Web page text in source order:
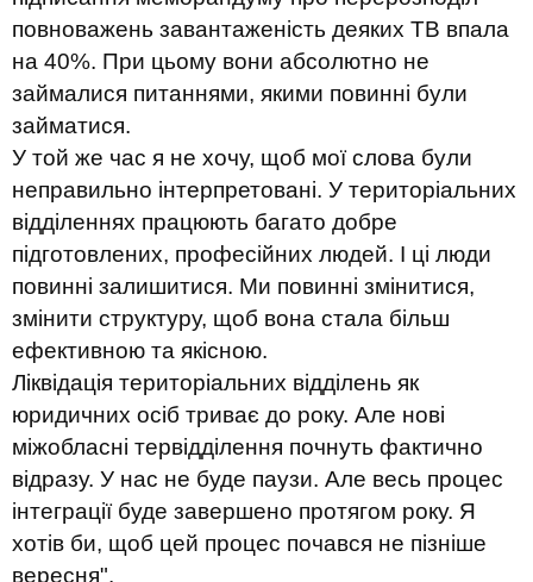
повноважень завантаженість деяких ТВ впала
на 40%. При цьому вони абсолютно не
займалися питаннями, якими повинні були
займатися.
У той же час я не хочу, щоб мої слова були
неправильно інтерпретовані. У територіальних
відділеннях працюють багато добре
підготовлених, професійних людей. І ці люди
повинні залишитися. Ми повинні змінитися,
змінити структуру, щоб вона стала більш
ефективною та якісною.
Ліквідація територіальних відділень як
юридичних осіб триває до року. Але нові
міжобласні тервідділення почнуть фактично
відразу. У нас не буде паузи. Але весь процес
інтеграції буде завершено протягом року. Я
хотів би, щоб цей процес почався не пізніше
вересня".